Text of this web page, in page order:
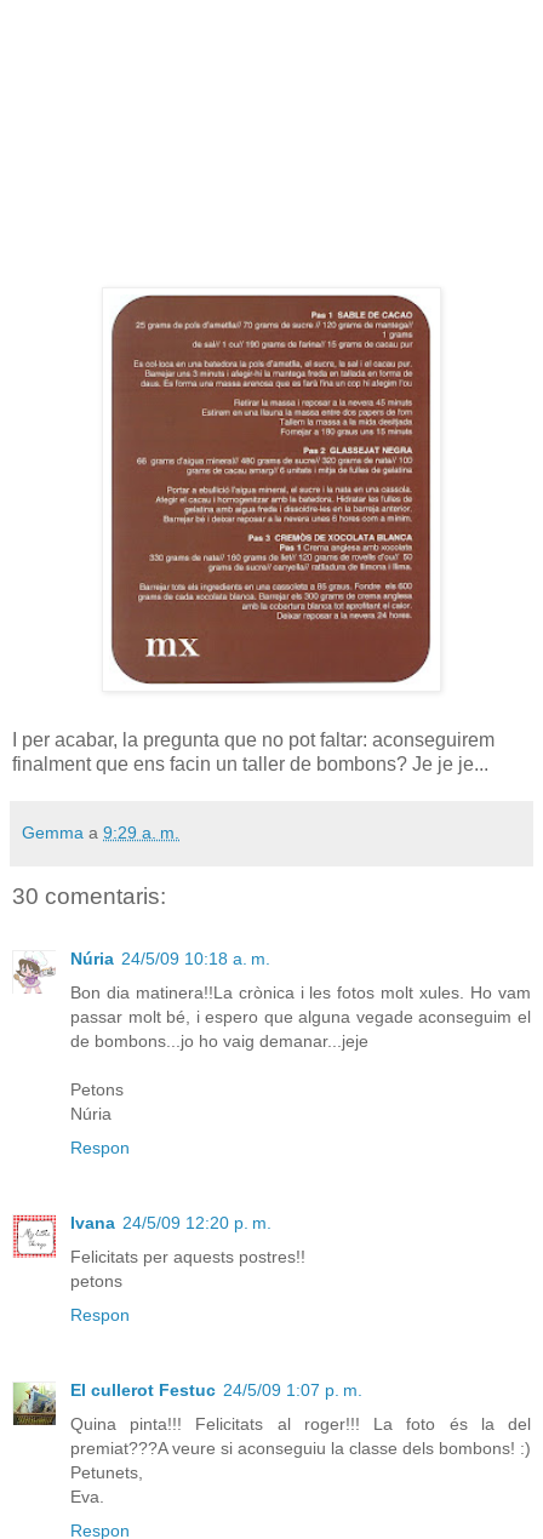
I per acabar, la pregunta que no pot faltar: aconseguirem
finalment que ens facin un taller de bombons? Je je je...
Gemma a 9:29 a. m.
30 comentaris:
Núria 24/5/09 10:18 a. m.
Bon dia matinera!!La crònica i les fotos molt xules. Ho vam
passar molt bé, i espero que alguna vegade aconseguim el
de bombons...jo ho vaig demanar...jeje
Petons
Núria
Respon
Ivana 24/5/09 12:20 p. m.
Felicitats per aquests postres!!
petons
Respon
El cullerot Festuc 24/5/09 1:07 p. m.
Quina pinta!!! Felicitats al roger!!! La foto és la del
premiat???A veure si aconseguiu la classe dels bombons! :)
Petunets,
Eva.
Respon